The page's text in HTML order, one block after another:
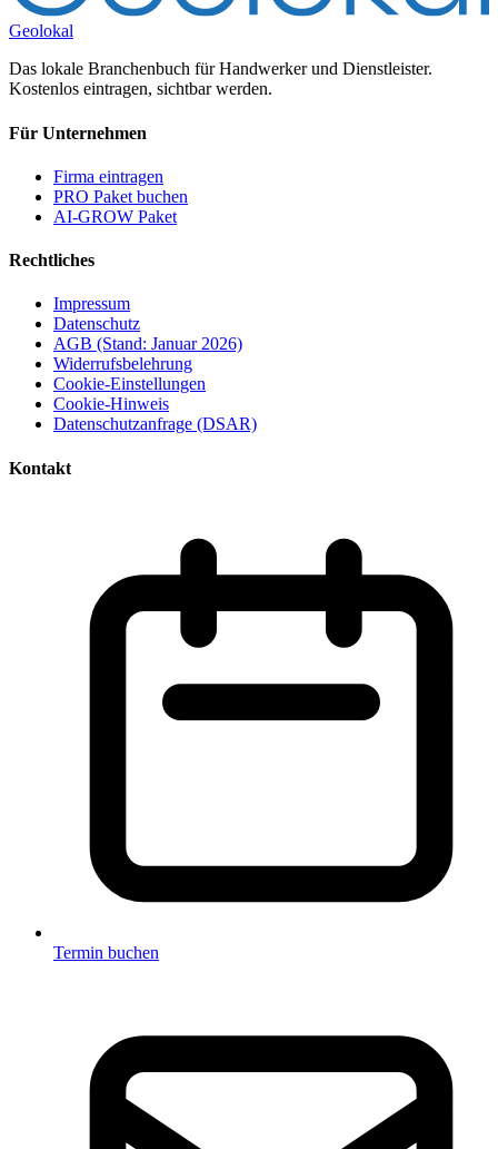
Geolokal
Das lokale Branchenbuch für Handwerker und Dienstleister.
Kostenlos eintragen, sichtbar werden.
Für Unternehmen
Firma eintragen
PRO Paket buchen
AI-GROW Paket
Rechtliches
Impressum
Datenschutz
AGB (Stand: Januar 2026)
Widerrufsbelehrung
Cookie-Einstellungen
Cookie-Hinweis
Datenschutzanfrage (DSAR)
Kontakt
Termin buchen